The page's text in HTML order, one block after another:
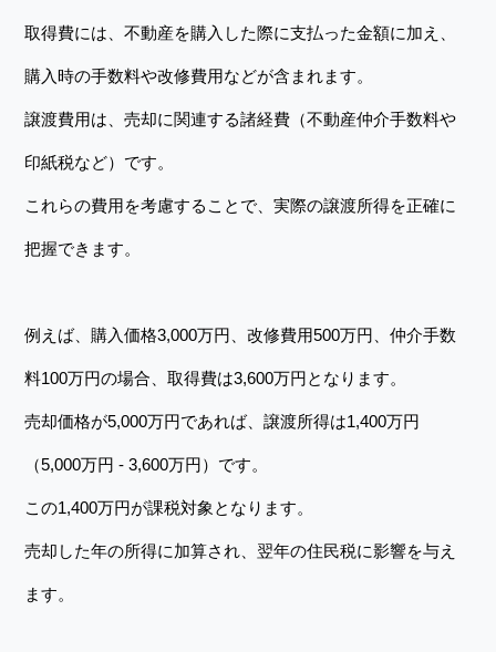
取得費には、不動産を購入した際に支払った金額に加え、
購入時の手数料や改修費用などが含まれます。
譲渡費用は、売却に関連する諸経費（不動産仲介手数料や
印紙税など）です。
これらの費用を考慮することで、実際の譲渡所得を正確に
把握できます。
例えば、購入価格3,000万円、改修費用500万円、仲介手数
料100万円の場合、取得費は3,600万円となります。
売却価格が5,000万円であれば、譲渡所得は1,400万円
（5,000万円 - 3,600万円）です。
この1,400万円が課税対象となります。
売却した年の所得に加算され、翌年の住民税に影響を与え
ます。